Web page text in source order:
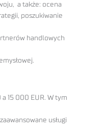
a także: ocena
poszukiwanie
handlowych
15 000 EUR. W tym
usługi